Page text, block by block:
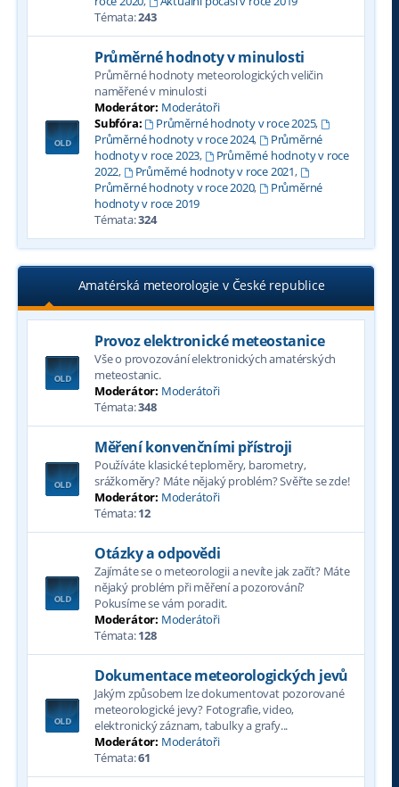
Témata:243
Průměrné hodnoty v minulosti
Průměrné hodnoty meteorologických veličin
naměřené v minulosti
Moderátor: Moderátoři
Subfóra:
Průměrné hodnoty v roce 2025,
Průměrné hodnoty v roce 2024,
Průměrné
hodnoty v roce 2023,
Průměrné hodnoty v roce
2022, Průměrné hodnoty v roce 2021,
Průměrné hodnoty v roce 2020,
Průměrné
hodnoty v roce 2019
Témata:324
Amatérská meteorologie v České republice
Provoz elektronické meteostanice
Vše o provozování elektronických amatérských
meteostanic.
Moderátor: Moderátoři
Témata:348
Měření konvenčními přístroji
Používáte klasické teploměry, barometry,
srážkoměry? Máte nějaký problém? Svěřte se zde!
Moderátor: Moderátoři
Témata:12
Otázky a odpovědi
Zajímáte se o meteorologii a nevíte jak začít? Máte
nějaký problém při měření a pozorování?
Pokusíme se vám poradit.
Moderátor: Moderátoři
Témata:128
Dokumentace meteorologických jevů
Jakým způsobem lze dokumentovat pozorované
meteorologické jevy? Fotografie, video,
elektronický záznam, tabulky a grafy...
Moderátor: Moderátoři
Témata:61